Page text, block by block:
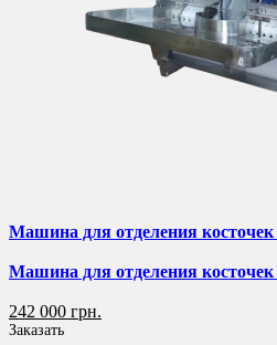
Машина для отделения
Машина для отделения
242 000 грн.
Заказать